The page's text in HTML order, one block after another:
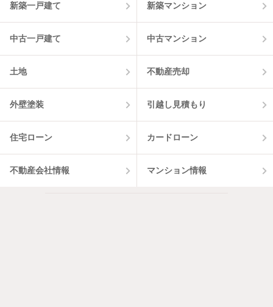
新築一戸建て 新築マンション
中古一戸建て 中古マンション
土地 不動産売却
外壁塗装 引越し見積もり
住宅ローン カードローン
不動産会社情報 マンション情報